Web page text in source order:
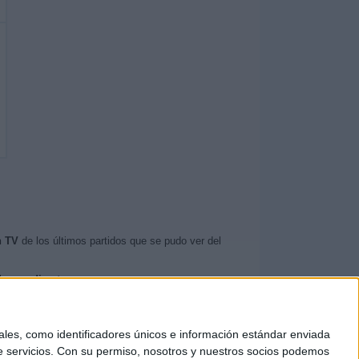
como identificadores únicos e información estándar enviada
servicios. Con su permiso, nosotros y nuestros socios podemos
TV de los últimos partidos que se pudo ver del
en directo.